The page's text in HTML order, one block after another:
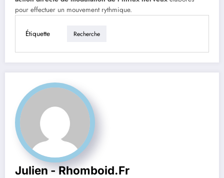
pour effectuer un mouvement rythmique.
Étiquette Recherche
Julien - Rhomboid.fr